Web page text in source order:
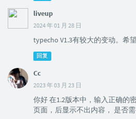
liveup
2024 年 01 月 28 日
typecho V1.3有较大的变动。希
回复
Cc
2023 年 03 月 23 日
你好 在1.2版本中，输入正确的
页面，后显示不出内容， 是否